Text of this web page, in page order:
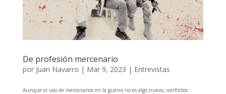
De profesión mercenario
por Juan Navarro | Mar 9, 2023 | Entrevistas
Aunque el uso de mercenarios en la guerra no es algo nuevo, conflictos